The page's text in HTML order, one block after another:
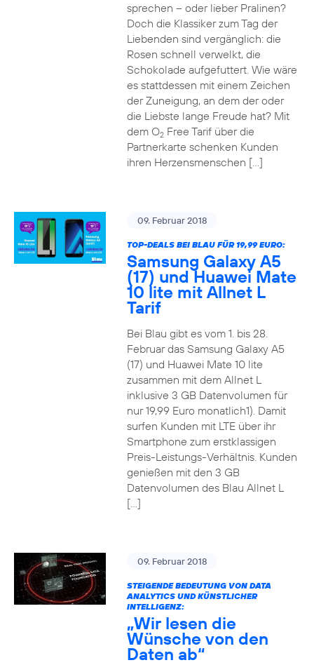
sprechen – oder lieber Pralinen?
Doch die Klassiker zum Tag der
Liebenden sind vergänglich: die
Rosen schnell verwelkt, die
Schokolade aufgefuttert. Wie wäre
es stattdessen mit einem Zeichen
der Zuneigung, an dem der oder
die Liebste lange Freude hat? Mit
dem O2Free Tarif über die
Partnerkarte schenken Kunden
ihren Herzensmenschen […]
09. Februar 2018
TOP-DEALS BEI BLAU FÜR 19,99 EURO:
Samsung Galaxy A5
(17) und Huawei Mate
10 lite mit Allnet L
Tarif
Bei Blau gibt es vom 1. bis 28.
Februar das Samsung Galaxy A5
(17) und Huawei Mate 10 lite
zusammen mit dem Allnet L
inklusive 3 GB Datenvolumen für
nur 19,99 Euro monatlich1). Damit
surfen Kunden mit LTE über ihr
Smartphone zum erstklassigen
Preis-Leistungs-Verhältnis. Kunden
genießen mit den 3 GB
Datenvolumen des Blau Allnet L
[…]
09. Februar 2018
STEIGENDE BEDEUTUNG VON DATA
ANALYTICS UND KÜNSTLICHER
INTELLIGENZ:
„Wir lesen die
Wünsche von den
Daten ab“